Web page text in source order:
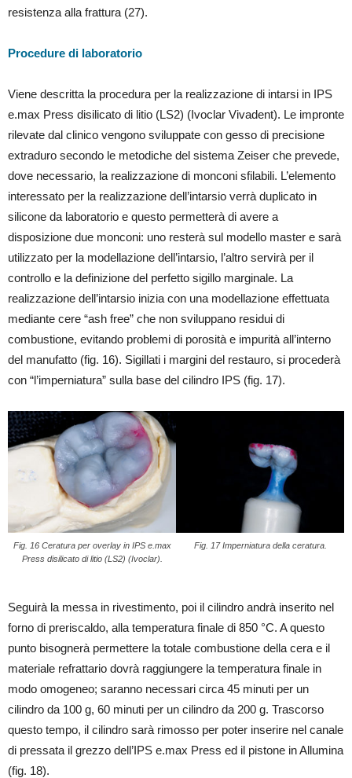
resistenza alla frattura (27).
Procedure di laboratorio
Viene descritta la procedura per la realizzazione di intarsi in IPS
e.max Press disilicato di litio (LS2) (Ivoclar Vivadent). Le impronte
rilevate dal clinico vengono sviluppate con gesso di precisione
extraduro secondo le metodiche del sistema Zeiser che prevede,
dove necessario, la realizzazione di monconi sfilabili. L’elemento
interessato per la realizzazione dell’intarsio verrà duplicato in
silicone da laboratorio e questo permetterà di avere a
disposizione due monconi: uno resterà sul modello master e sarà
utilizzato per la modellazione dell’intarsio, l’altro servirà per il
controllo e la definizione del perfetto sigillo marginale. La
realizzazione dell’intarsio inizia con una modellazione effettuata
mediante cere “ash free” che non sviluppano residui di
combustione, evitando problemi di porosità e impurità all’interno
del manufatto (fig. 16). Sigillati i margini del restauro, si procederà
con “l’imperniatura” sulla base del cilindro IPS (fig. 17).
Fig. 16 Ceratura per overlay in IPS e.max
Press disilicato di litio (LS2) (Ivoclar).
Fig. 17 Imperniatura della ceratura.
Seguirà la messa in rivestimento, poi il cilindro andrà inserito nel
forno di preriscaldo, alla temperatura finale di 850 °C. A questo
punto bisognerà permettere la totale combustione della cera e il
materiale refrattario dovrà raggiungere la temperatura finale in
modo omogeneo; saranno necessari circa 45 minuti per un
cilindro da 100 g, 60 minuti per un cilindro da 200 g. Trascorso
questo tempo, il cilindro sarà rimosso per poter inserire nel canale
di pressata il grezzo dell’IPS e.max Press ed il pistone in Allumina
(fig. 18).